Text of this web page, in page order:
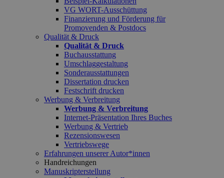
VG WORT-Ausschüttung
Finanzierung und Förderung für
Promovenden & Postdocs
Qualität & Druck
Qualität & Druck
Buchausstattung
Umschlaggestaltung
Sonderausstattungen
Dissertation drucken
Festschrift drucken
Werbung & Verbreitung
Werbung & Verbreitung
Internet-Präsentation Ihres Buches
Werbung & Vertrieb
Rezensionswesen
Vertriebswege
Erfahrungen unserer Autor*innen
Handreichungen
Manuskripterstellung